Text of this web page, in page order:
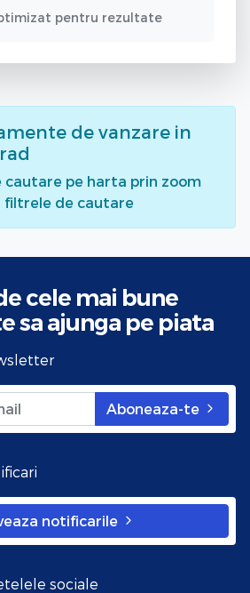
pentru rezultate
de vanzare in
cautare pe harta prin zoom
filtrele de cautare
cele mai bune
sa ajunga pe piata
Aboneaza-te
notificarile
sociale